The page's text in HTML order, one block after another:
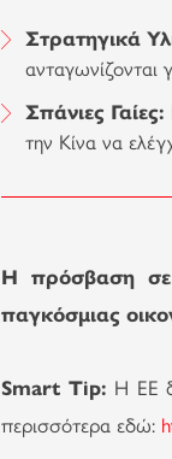
Στρατηγικά
ανταγωνίζονται
Σπάνιες Γαίες:
την Κίνα να
Η πρόσβαση σε
παγκόσμιας
Smart Tip: Η ΕΕ
περισσότερα εδώ: